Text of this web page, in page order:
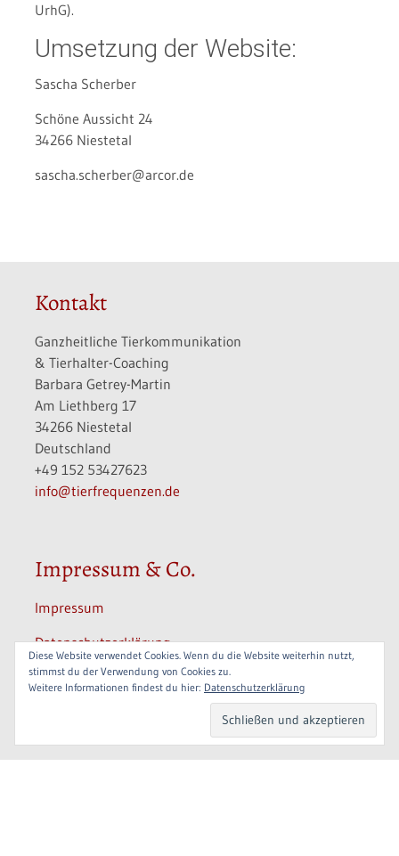
UrhG).
Umsetzung der Website:
Sascha Scherber
Schöne Aussicht 24
34266 Niestetal
sascha.scherber@arcor.de
Kontakt
Ganzheitliche Tierkommunikation
& Tierhalter-Coaching
Barbara Getrey-Martin
Am Liethberg 17
34266 Niestetal
Deutschland
+49 152 53427623
info@tierfrequenzen.de
Impressum & Co.
Impressum
Datenschutzerklärung
Informationen
Widerrufsbelehrung / Widerrufsrecht
Diese Website verwendet Cookies. Wenn du die Website weiterhin nutzt,
stimmst du der Verwendung von Cookies zu.
Weitere Informationen findest du hier: Datenschutzerklärung